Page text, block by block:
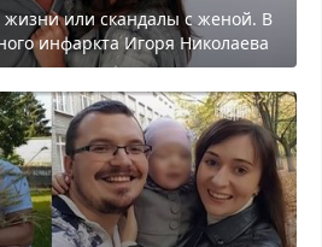
или скандалы с женой. В
инфаркта Игоря Николаева